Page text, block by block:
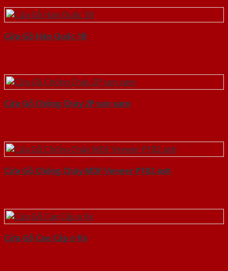
Cửa Gỗ Hàn Quốc 1B
Cửa Gỗ Chống Cháy 2P son xam
Cửa Gỗ Chống Cháy MDF Veneer P1R2 ash
Cửa Gỗ Cao Cấp o fix